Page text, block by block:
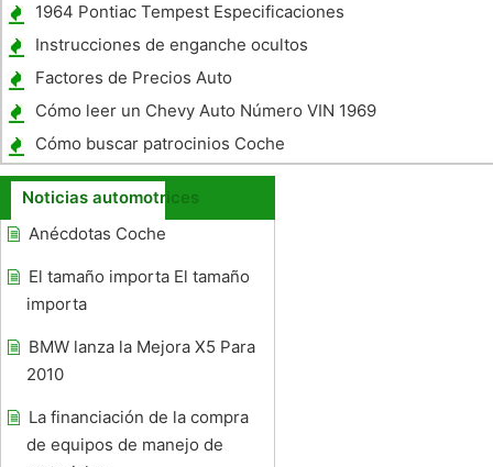
1964 Pontiac Tempest Especificaciones
Instrucciones de enganche ocultos
Factores de Precios Auto
Cómo leer un Chevy Auto Número VIN 1969
Cómo buscar patrocinios Coche
Noticias automotrices
Anécdotas Coche
El tamaño importa El tamaño
importa
BMW lanza la Mejora X5 Para
2010
La financiación de la compra
de equipos de manejo de